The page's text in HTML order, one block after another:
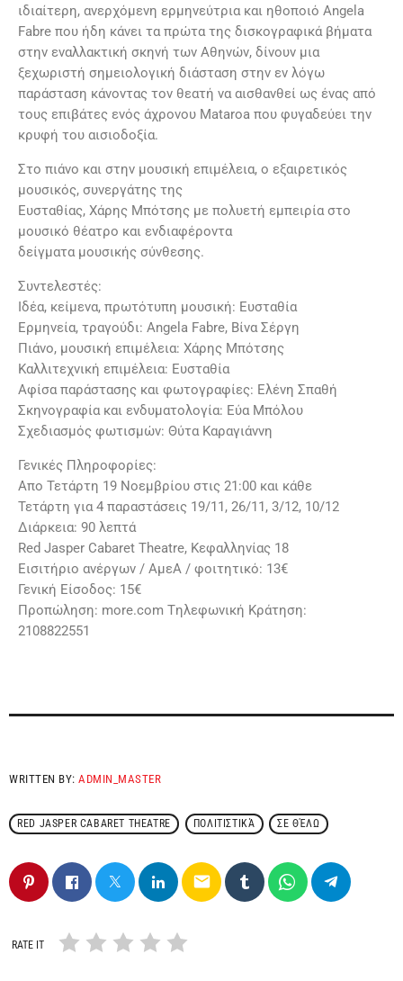
ιδιαίτερη, ανερχόμενη ερμηνεύτρια και ηθοποιό Angela
Fabre που ήδη κάνει τα πρώτα της δισκογραφικά βήματα
στην εναλλακτική σκηνή των Αθηνών, δίνουν μια
ξεχωριστή σημειολογική διάσταση στην εν λόγω
παράσταση κάνοντας τον θεατή να αισθανθεί ως ένας από
τους επιβάτες ενός άχρονου Mataroa που φυγαδεύει την
κρυφή του αισιοδοξία.
Στο πιάνο και στην μουσική επιμέλεια, ο εξαιρετικός
μουσικός, συνεργάτης της
Ευσταθίας, Χάρης Μπότσης με πολυετή εμπειρία στο
μουσικό θέατρο και ενδιαφέροντα
δείγματα μουσικής σύνθεσης.
Συντελεστές:
Ιδέα, κείμενα, πρωτότυπη μουσική: Ευσταθία
Ερμηνεία, τραγούδι: Angela Fabre, Βίνα Σέργη
Πιάνο, μουσική επιμέλεια: Χάρης Μπότσης
Καλλιτεχνική επιμέλεια: Ευσταθία
Αφίσα παράστασης και φωτογραφίες: Eλένη Σπαθή
Σκηνογραφία και ενδυματολογία: Εύα Μπόλου
Σχεδιασμός φωτισμών: Θύτα Καραγιάννη
Γενικές Πληροφορίες:
Aπο Τετάρτη 19 Νοεμβρίου στις 21:00 και κάθε
Τετάρτη για 4 παραστάσεις 19/11, 26/11, 3/12, 10/12
Διάρκεια: 90 λεπτά
Red Jasper Cabaret Theatre, Κεφαλληνίας 18
Εισιτήριο ανέργων / ΑμεΑ / φοιτητικό: 13€
Γενική Είσοδος: 15€
Προπώληση: more.com Tηλεφωνική Κράτηση:
2108822551
WRITTEN BY:ADMIN_MASTER
RED JASPER CABARET THEATRE ΠΟΛΙΤΙΣΤΙΚΆ ΣΕ ΘΈΛΩ
email
RATE IT